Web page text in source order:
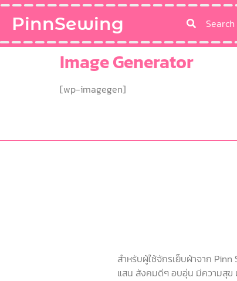
PinnSewing
Image Generator
[wp-imagegen]
สำหรับผู้ใช้จักรเย็บผ้าจาก
แสน สังคมดีๆ อบอุ่น มีความสุข